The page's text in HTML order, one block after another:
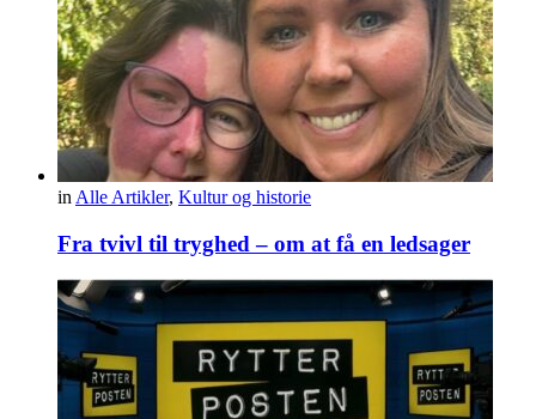
in Alle Artikler, Kultur og historie
Fra tvivl til tryghed – om at få en ledsager